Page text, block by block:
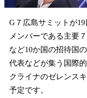
G７広島サミットが
メンバーである主要
など10か国の招待国
代表などが集う国際
クライナのゼレンス
予定です。